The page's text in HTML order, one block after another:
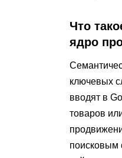
Что
ядро
ключевых
вводят в
товаров
поисковым